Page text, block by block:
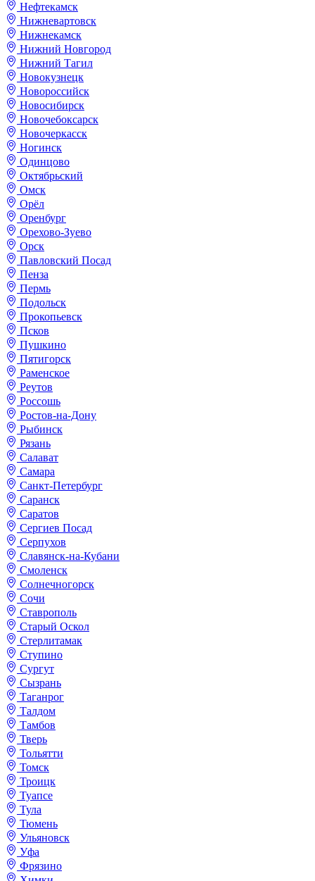
Нефтекамск
Нижневартовск
Нижнекамск
Нижний Новгород
Нижний Тагил
Новокузнецк
Новороссийск
Новосибирск
Новочебоксарск
Новочеркасск
Ногинск
Одинцово
Октябрьский
Омск
Орёл
Оренбург
Орехово-Зуево
Орск
Павловский Посад
Пенза
Пермь
Подольск
Прокопьевск
Псков
Пушкино
Пятигорск
Раменское
Реутов
Россошь
Ростов-на-Дону
Рыбинск
Рязань
Салават
Самара
Санкт-Петербург
Саранск
Саратов
Сергиев Посад
Серпухов
Славянск-на-Кубани
Смоленск
Солнечногорск
Сочи
Ставрополь
Старый Оскол
Стерлитамак
Ступино
Сургут
Сызрань
Таганрог
Талдом
Тамбов
Тверь
Тольятти
Томск
Троицк
Туапсе
Тула
Тюмень
Ульяновск
Уфа
Фрязино